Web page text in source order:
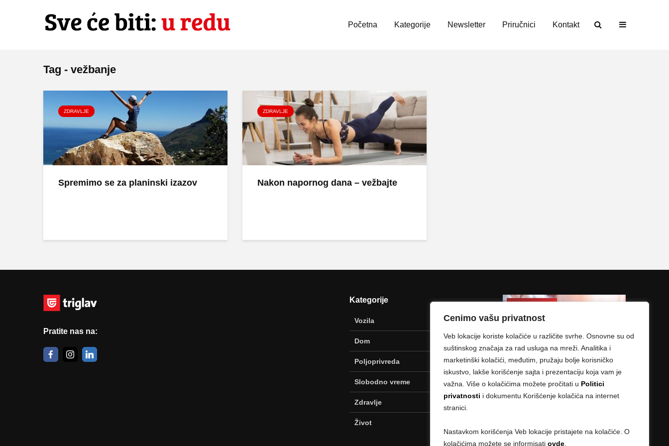
Cenimo vašu privatnost
Veb lokacije koriste kolačiće u različite svrhe. Osnovne su od
suštinskog značaja za rad usluga na mreži. Analitika i
marketinški kolačići, međutim, pružaju bolje korisničko
iskustvo, lakše korišćenje sajta i prezentaciju koja vam je
važna. Više o kolačićima možete pročitati u Politici
privatnosti i dokumentu Korišćenje kolačića na internet
stranici.
Nastavkom korišćenja Veb lokacije pristajete na kolačiće. O
kolačićima možete se informisati ovde
Početna Kategorije Newsletter Priručnici Kontakt
Tag - vežbanje
ZDRAVLJE
Spremimo se za planinski izazov
ZDRAVLJE
Nakon napornog dana – vežbajte
Pratite nas na:
Kategorije
Vozila
Dom
Poljoprivreda
Slobodno vreme
Zdravlje
Život